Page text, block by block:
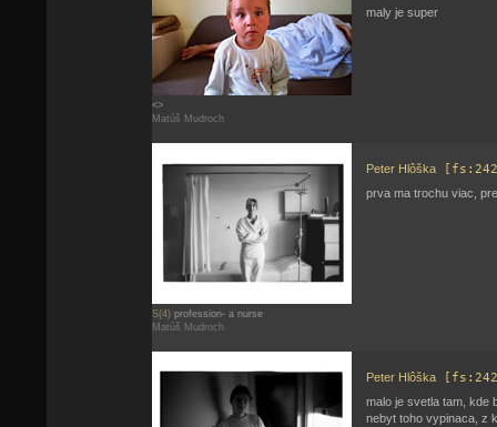
<>
Matúš Mudroch
maly je super
S(4) profession- a nurse
Matúš Mudroch
Peter Hlôška
prva ma trochu viac,
Peter Hlôška
malo je svetla tam, kde
nebyt toho vypinaca, z